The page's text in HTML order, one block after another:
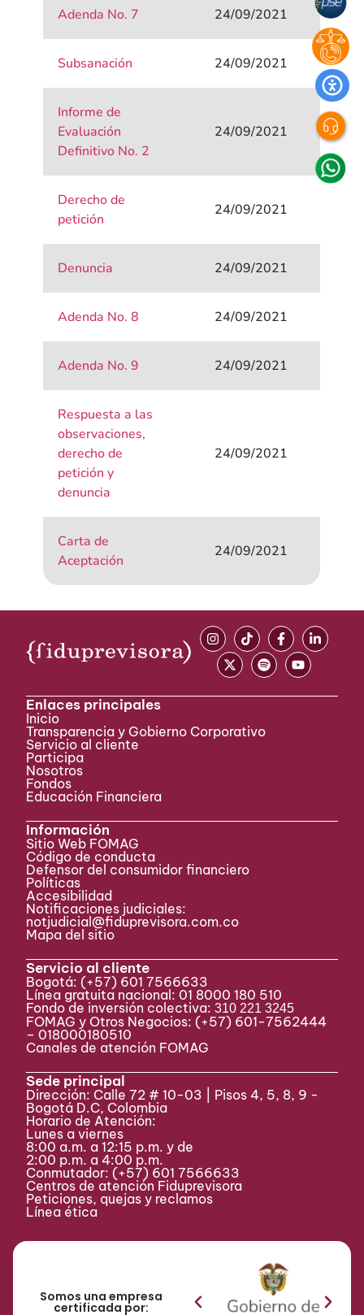
Adenda No. 7 24/09/2021
Subsanación 24/09/2021
Informe de
Evaluación
Definitivo No. 2
24/09/2021
Derecho de
petición
24/09/2021
Denuncia 24/09/2021
Adenda No. 8 24/09/2021
Adenda No. 9 24/09/2021
Respuesta a las
observaciones,
derecho de
petición y
denuncia
24/09/2021
Carta de
Aceptación
24/09/2021
Enlaces principales
Inicio
Transparencia y Gobierno Corporativo
Servicio al cliente
Participa ​
Nosotros
Fondos
Educación Financiera
Información
Sitio Web FOMAG
Código de conducta
Defensor del consumidor financiero
Políticas
Accesibilidad
Notificaciones judiciales:
notjudicial@fiduprevisora.com.co
Mapa del sitio
Servicio al cliente
Bogotá: (+57) 601 7566633
Línea gratuita nacional: 01 8000 180 510
Fondo de inversión colectiva:310 221 3245
FOMAG y Otros Negocios: (+57) 601-7562444
– 018000180510
Canales de atención FOMAG
Sede principal
Dirección: Calle 72 # 10-03 | Pisos 4, 5, 8, 9 -
Bogotá D.C, Colombia
Horario de Atención:
Lunes a viernes
8:00 a.m. a 12:15 p.m. y de
2:00 p.m. a 4:00 p.m.
Conmutador: (+57) 601 7566633
Centros de atención Fiduprevisora
Peticiones, quejas y reclamos
Línea ética
Somos una empresa
certificada por: